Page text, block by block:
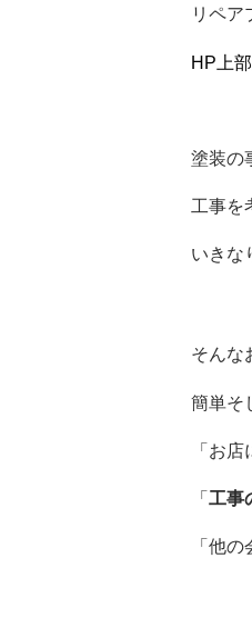
リペア
HP上
塗装の
工事を
いきな
そんな
簡単そ
「お
「 工事
「他